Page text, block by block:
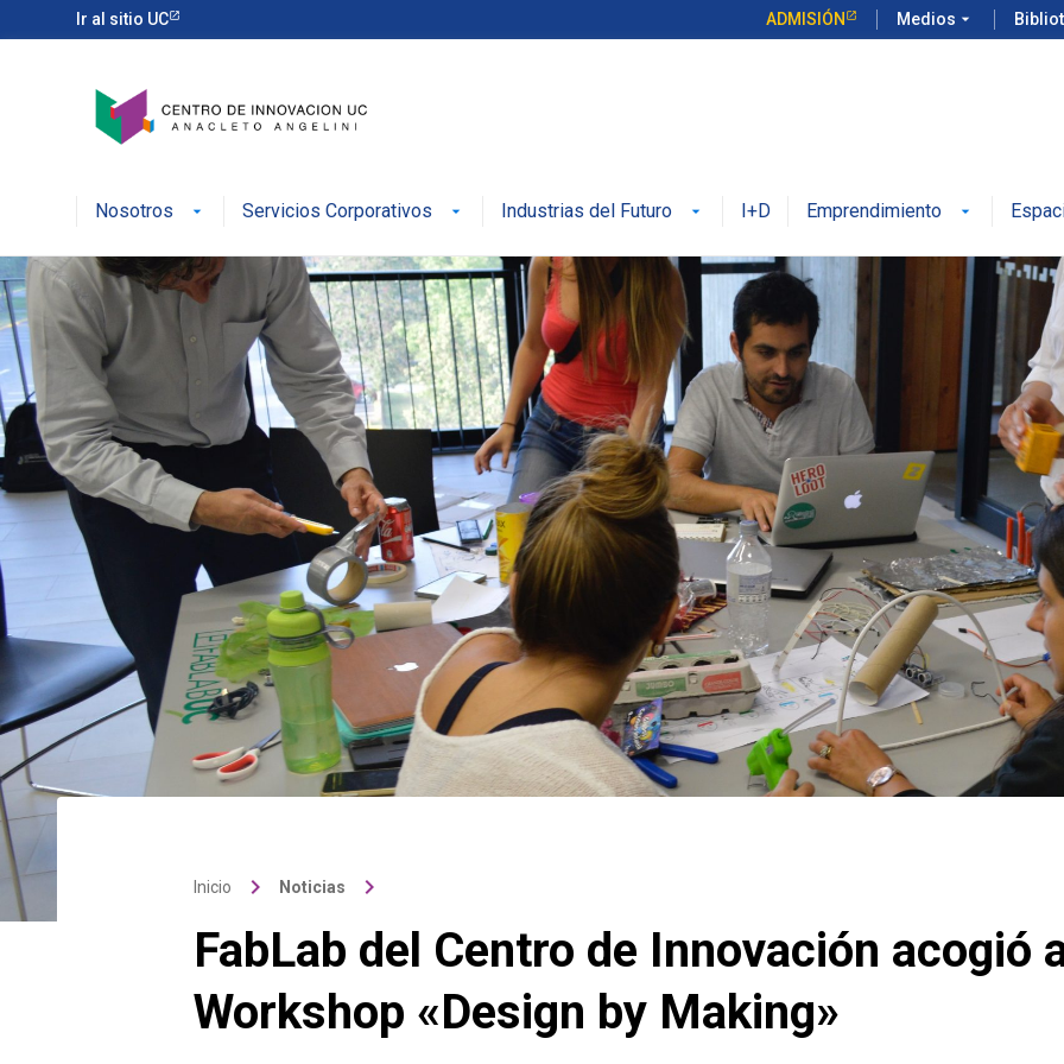
Ir al sitio UC ADMISIÓN Medios arrow_drop_down
Nosotros Servicios Corporativos Industrias del Futuro I+D Emprendimiento
Inicio keyboard_arrow_right Noticias keyboard_arrow_right
FabLab del Centro de Innovación acogió
Workshop «Design by Making»